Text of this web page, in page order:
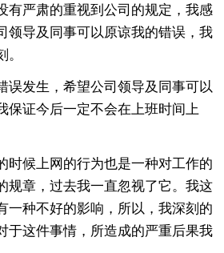
有严肃的重视到公司的规定，我感
领导及同事可以原谅我的错误，我
误发生，希望公司领导及同事可以
保证今后一定不会在上班时间上
时候上网的行为也是一种对工作的
规章，过去我一直忽视了它。我这
一种不好的影响，所以，我深刻的
于这件事情，所造成的严重后果我